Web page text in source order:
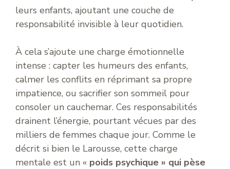
leurs enfants, ajoutant une couche de
responsabilité invisible à leur quotidien.
À cela s’ajoute une charge émotionnelle
intense : capter les humeurs des enfants,
calmer les conflits en réprimant sa propre
impatience, ou sacrifier son sommeil pour
consoler un cauchemar. Ces responsabilités
drainent l’énergie, pourtant vécues par des
milliers de femmes chaque jour. Comme le
décrit si bien le Larousse, cette charge
mentale est un « poids psychique » qui pèse